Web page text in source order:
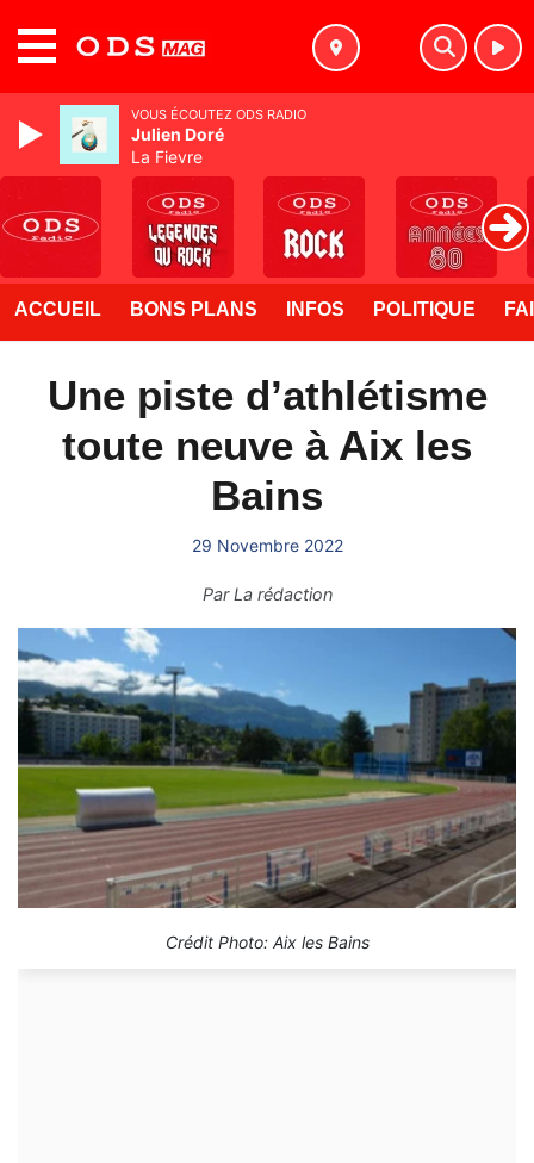
ACCUEIL BONS PLANS INFOS POLITIQUE
Une piste d’athlétisme
toute neuve à Aix les
Bains
29 Novembre 2022
ParLa rédaction
Crédit Photo: Aix les Bains
VOUS ÉCOUTEZ ODS RADIO
Julien Doré
La Fievre